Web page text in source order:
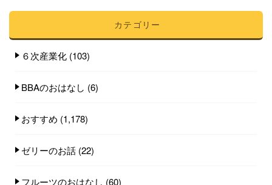
カテゴリー
６次産業化 (103)
BBAのおはなし (6)
おすすめ (1,178)
ゼリーのお話 (22)
フルーツのおはなし (60)